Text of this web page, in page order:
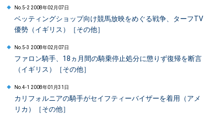
No.5-2 2008年02月07日
ベッティングショップ向け競馬放映をめぐる戦争、ターフTV
優勢（イギリス）［その他］
No.5-3 2008年02月07日
ファロン騎手、18ヵ月間の騎乗停止処分に懲りず復帰を断言
（イギリス）［その他］
No.4-1 2008年01月31日
カリフォルニアの騎手がセイフティーバイザーを着用（アメ
リカ）［その他］